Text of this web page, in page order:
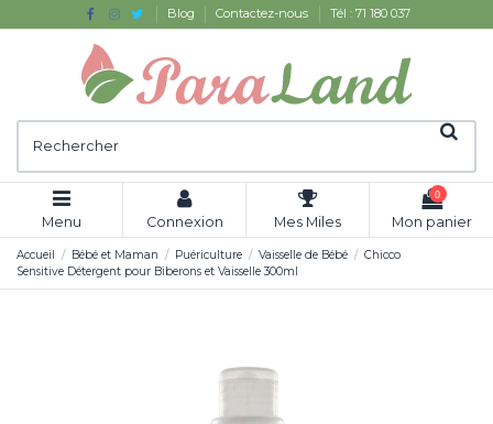
Blog Contactez-nous Tél : 71 180 037
Menu Connexion Mes Miles
0
Mon panier
Accueil Bébé et Maman Puériculture Vaisselle de Bébé
Chicco
Sensitive Détergent pour Biberons et Vaisselle 300ml